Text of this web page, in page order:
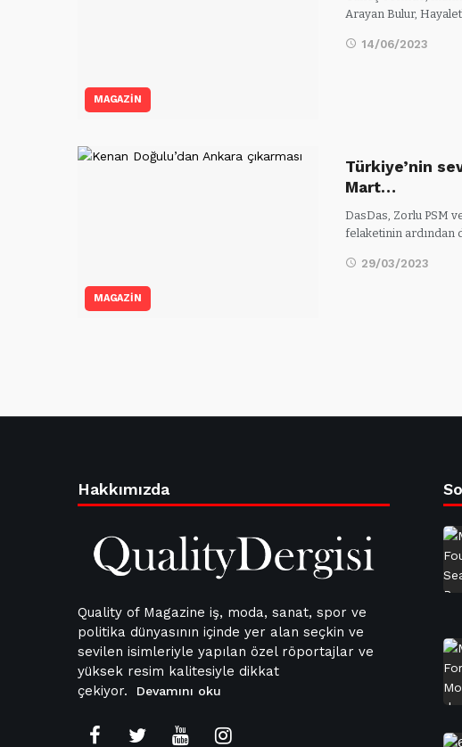
MAGAZİN
Arayan Bulur,
14/06/2023
MAGAZİN
Türkiye’nin
Mart…
DasDas, Zorlu PSM
felaketinin ardından
29/03/2023
Hakkımızda
Quality of Magazine iş, moda, sanat, spor ve
politika dünyasının içinde yer alan seçkin ve
sevilen isimleriyle yapılan özel röportajlar ve
yüksek resim kalitesiyle dikkat
çekiyor.
Devamını oku